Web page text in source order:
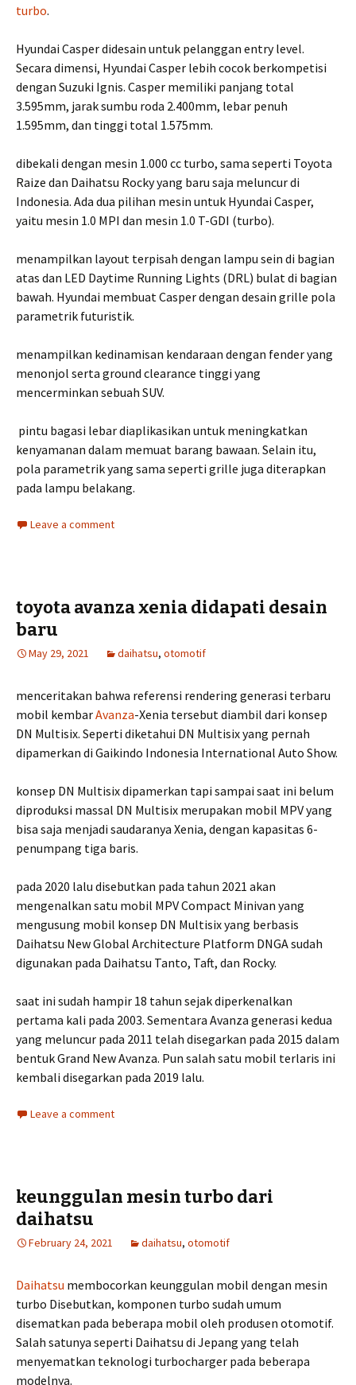
turbo.
Hyundai Casper didesain untuk pelanggan entry level.
Secara dimensi, Hyundai Casper lebih cocok berkompetisi
dengan Suzuki Ignis. Casper memiliki panjang total
3.595mm, jarak sumbu roda 2.400mm, lebar penuh
1.595mm, dan tinggi total 1.575mm.
dibekali dengan mesin 1.000 cc turbo, sama seperti Toyota
Raize dan Daihatsu Rocky yang baru saja meluncur di
Indonesia. Ada dua pilihan mesin untuk Hyundai Casper,
yaitu mesin 1.0 MPI dan mesin 1.0 T-GDI (turbo).
menampilkan layout terpisah dengan lampu sein di bagian
atas dan LED Daytime Running Lights (DRL) bulat di bagian
bawah. Hyundai membuat Casper dengan desain grille pola
parametrik futuristik.
menampilkan kedinamisan kendaraan dengan fender yang
menonjol serta ground clearance tinggi yang
mencerminkan sebuah SUV.
pintu bagasi lebar diaplikasikan untuk meningkatkan
kenyamanan dalam memuat barang bawaan. Selain itu,
pola parametrik yang sama seperti grille juga diterapkan
pada lampu belakang.
Leave a comment
toyota avanza xenia didapati desain
baru
May 29, 2021 daihatsu, otomotif
menceritakan bahwa referensi rendering generasi terbaru
mobil kembarAvanza-Xenia tersebut diambil dari konsep
DN Multisix. Seperti diketahui DN Multisix yang pernah
dipamerkan di Gaikindo Indonesia International Auto Show.
konsep DN Multisix dipamerkan tapi sampai saat ini belum
diproduksi massal DN Multisix merupakan mobil MPV yang
bisa saja menjadi saudaranya Xenia, dengan kapasitas 6-
penumpang tiga baris.
pada 2020 lalu disebutkan pada tahun 2021 akan
mengenalkan satu mobil MPV Compact Minivan yang
mengusung mobil konsep DN Multisix yang berbasis
Daihatsu New Global Architecture Platform DNGA sudah
digunakan pada Daihatsu Tanto, Taft, dan Rocky.
saat ini sudah hampir 18 tahun sejak diperkenalkan
pertama kali pada 2003. Sementara Avanza generasi kedua
yang meluncur pada 2011 telah disegarkan pada 2015 dalam
bentuk Grand New Avanza. Pun salah satu mobil terlaris ini
kembali disegarkan pada 2019 lalu.
Leave a comment
keunggulan mesin turbo dari
daihatsu
February 24, 2021 daihatsu, otomotif
Daihatsu membocorkan keunggulan mobil dengan mesin
turbo Disebutkan, komponen turbo sudah umum
disematkan pada beberapa mobil oleh produsen otomotif.
Salah satunya seperti Daihatsu di Jepang yang telah
menyematkan teknologi turbocharger pada beberapa
modelnya.